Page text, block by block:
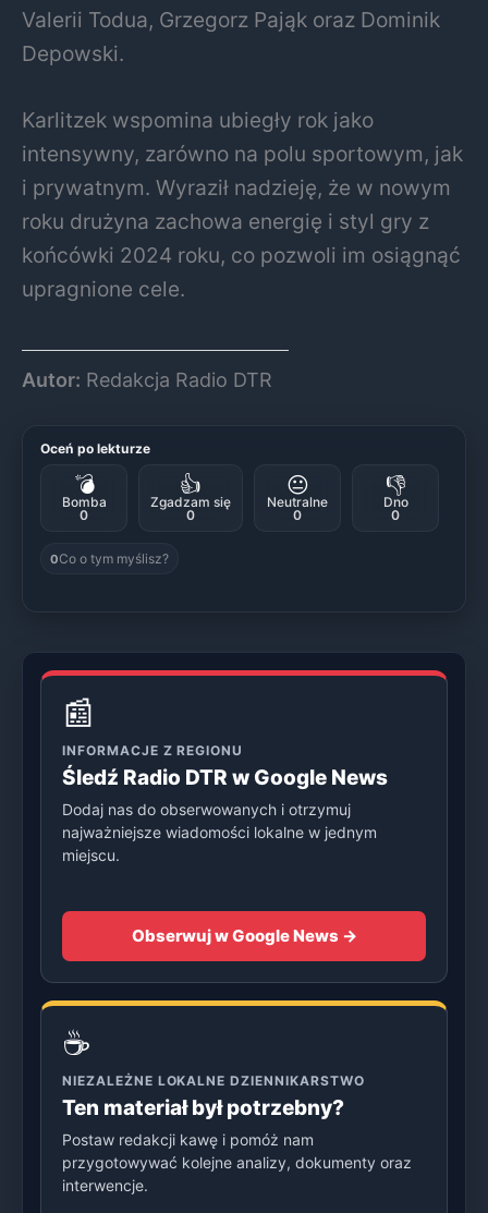
Valerii Todua, Grzegorz Pająk oraz Dominik
Depowski.
Karlitzek wspomina ubiegły rok jako
intensywny, zarówno na polu sportowym, jak
i prywatnym. Wyraził nadzieję, że w nowym
roku drużyna zachowa energię i styl gry z
końcówki 2024 roku, co pozwoli im osiągnąć
upragnione cele.
Autor: Redakcja Radio DTR
Oceń po lekturze
💣
Bomba
0
👍
Zgadzam się
0
😐
Neutralne
0
👎
Dno
0
0Co o tym myślisz?
📰
INFORMACJE Z REGIONU
Śledź Radio DTR w Google News
Dodaj nas do obserwowanych i otrzymuj
najważniejsze wiadomości lokalne w jednym
miejscu.
Obserwuj w Google News →
☕
NIEZALEŻNE LOKALNE DZIENNIKARSTWO
Ten materiał był potrzebny?
Postaw redakcji kawę i pomóż nam
przygotowywać kolejne analizy, dokumenty oraz
interwencje.